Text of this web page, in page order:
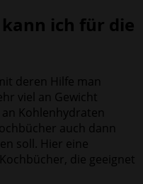
ich für die
deren Hilfe man
viel an Gewicht
Kohlenhydraten
auch dann
soll. Hier eine
die geeignet